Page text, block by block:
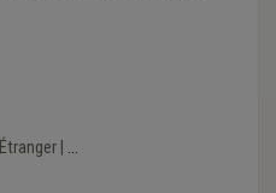
Étranger| ...